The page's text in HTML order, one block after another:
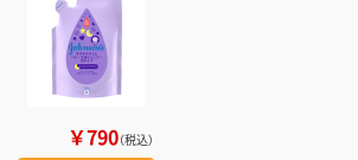
￥790（税込）